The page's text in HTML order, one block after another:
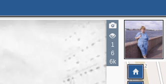
1
6
6k